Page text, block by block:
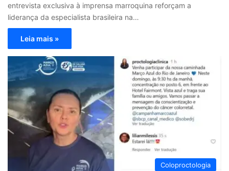
entrevista exclusiva à imprensa marroquina reforçam a
liderança da especialista brasileira na…
Leia mais »
Coloproctologia